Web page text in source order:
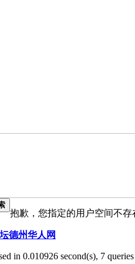
抱歉，您指定的用户空间不存
德州华人网
in 0.010926 second(s), 7